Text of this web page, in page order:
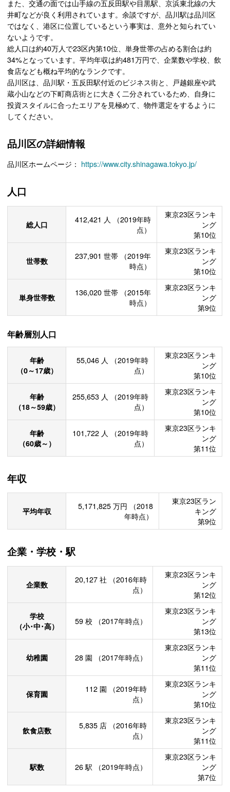
また、交通の面では山手線の五反田駅や目黒駅、京浜東北線の大
井町などが良く利用されています。余談ですが、品川駅は品川区
ではなく、港区に位置しているという事実は、意外と知られてい
ないようです。
総人口は約40万人で23区内第10位、単身世帯の占める割合は約
34%となっています。平均年収は約481万円で、企業数や学校、飲
食店なども概ね平均的なランクです。
品川区は、品川駅・五反田駅付近のビジネス街と、戸越銀座や武
蔵小山などの下町商店街とに大きく二分されているため、自身に
投資スタイルに合ったエリアを見極めて、物件選定をするように
してください。
品川区の詳細情報
品川区ホームページ： https://www.city.shinagawa.tokyo.jp/
人口
総人口 412,421 人
（2019年時
点）
東京23区ランキ
ング
第10位
世帯数 237,901 世帯
（2019年
時点）
東京23区ランキ
ング
第10位
単身世帯数 136,020 世帯
（2015年
時点）
東京23区ランキ
ング
第9位
年齢層別人口
年齢
（0～17歳）
55,046 人
（2019年時
点）
東京23区ランキ
ング
第10位
年齢
（18～59歳）
255,653 人
（2019年時
点）
東京23区ランキ
ング
第10位
年齢
（60歳～）
101,722 人
（2019年時
点）
東京23区ランキ
ング
第11位
年収
平均年収 5,171,825 万円
（2018
年時点）
東京23区ラン
キング
第9位
企業・学校・駅
企業数 20,127 社
（2016年時
点）
東京23区ランキ
ング
第12位
学校
（小･中･高）
59 校 （2017年時点）
東京23区ランキ
ング
第13位
幼稚園 28 園 （2017年時点）
東京23区ランキ
ング
第11位
保育園 112 園
（2019年時
点）
東京23区ランキ
ング
第10位
飲食店数 5,835 店
（2016年時
点）
東京23区ランキ
ング
第11位
駅数 26駅 （2019年時点）
東京23区ランキ
ング
第7位